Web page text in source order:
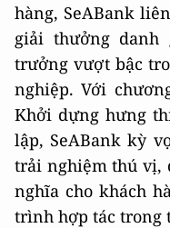
hàng, SeABank
giải thưởng
trưởng vượt bậc
nghiệp. Với
Khởi dựng hưng
lập, SeABank kỳ
trải nghiệm thú vị,
nghĩa cho khách
trình hợp tác trong